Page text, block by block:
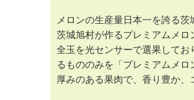
メロンの生産量日本一を誇る
茨城旭村が作るプレミアムメロ
全玉を光センサーで選果して
るもののみを「プレミアムメロ
厚みのある果肉で、香り豊か、